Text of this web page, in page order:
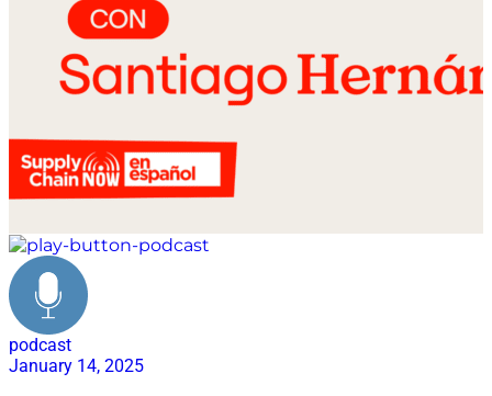
podcast
January 14, 2025